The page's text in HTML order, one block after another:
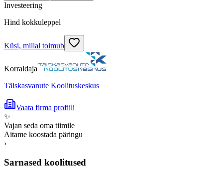
Investeering
Hind kokkuleppel
Küsi, millal toimub
Korraldaja
Täiskasvanute Koolituskeskus
Vaata firma profiili
✨
Vajan seda oma tiimile
Aitame koostada päringu
›
Sarnased koolitused